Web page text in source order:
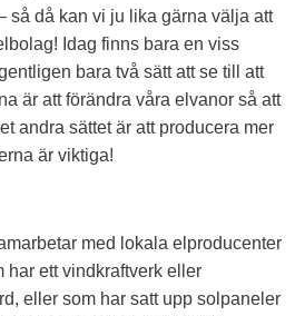
så då kan vi ju lika gärna välja att
Idag finns bara en viss
bara två sätt att se till att
är att förändra våra elvanor så att
andra sättet är att producera mer
är viktiga!
med lokala elproducenter
har ett vindkraftverk eller
eller som har satt upp solpaneler